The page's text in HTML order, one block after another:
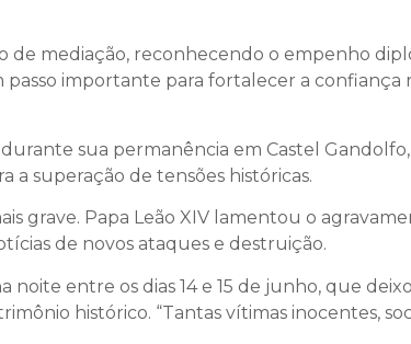
de mediação, reconhecendo o empenho
importante para fortalecer a
sua permanência em Castel
a superação de tensões históricas.
grave. Papa Leão XIV lamentou o
de novos ataques e destruição.
entre os dias 14 e 15 de junho, que
histórico. “Tantas vítimas inocentes,